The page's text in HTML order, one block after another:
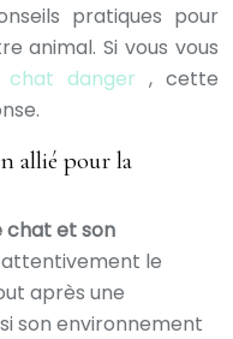
pratiques pour
animal. Si vous vous
chat danger , cette
allié pour la
chat et son
attentivement le
après une
son environnement